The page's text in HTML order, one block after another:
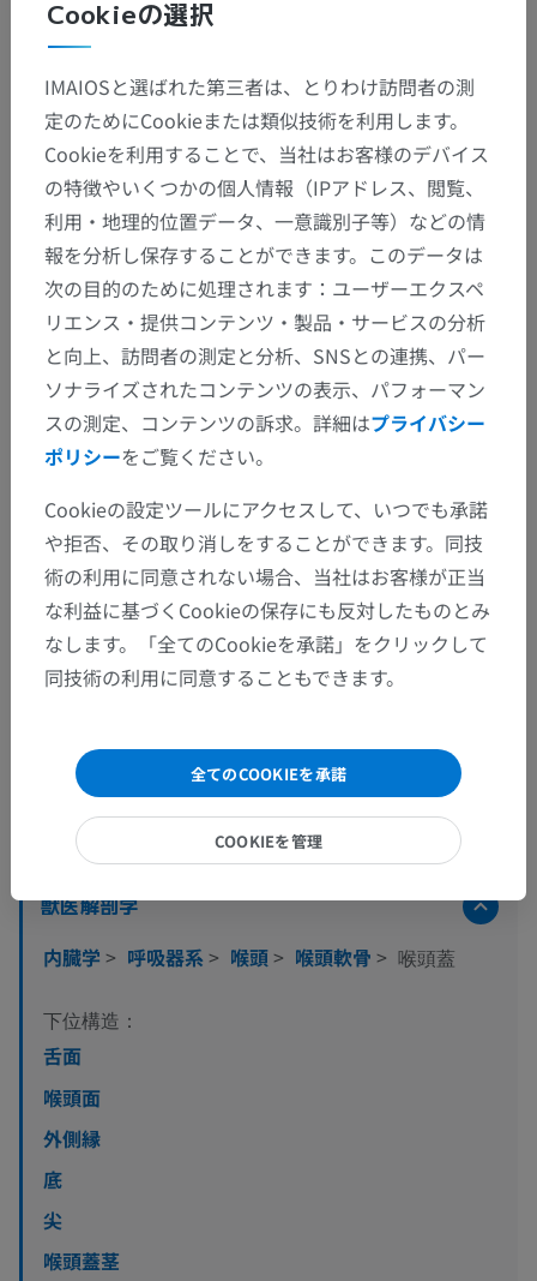
全29枚中15枚の画像
画像をもっと見る
解剖学的階層
獣医解剖学
内臓学 > 呼吸器系> 喉頭> 喉頭軟骨 > 喉頭蓋
下位構造：
舌面
喉頭面
外側縁
底
尖
喉頭蓋茎
Cookieの選択
IMAIOSと選ばれた第三者は、とりわけ訪問者の測
定のためにCookieまたは類似技術を利用します。
Cookieを利用することで、当社はお客様のデバイス
の特徴やいくつかの個人情報（IPアドレス、閲覧、
利用・地理的位置データ、一意識別子等）などの情
報を分析し保存することができます。このデータは
次の目的のために処理されます：ユーザーエクスペ
リエンス・提供コンテンツ・製品・サービスの分析
と向上、訪問者の測定と分析、SNSとの連携、パー
ソナライズされたコンテンツの表示、パフォーマン
スの測定、コンテンツの訴求。詳細はプライバシー
ポリシーをご覧ください。
Cookieの設定ツールにアクセスして、いつでも承諾
や拒否、その取り消しをすることができます。同技
術の利用に同意されない場合、当社はお客様が正当
な利益に基づくCookieの保存にも反対したものとみ
なします。「全てのCookieを承諾」をクリックして
同技術の利用に同意することもできます。
全てのCOOKIEを承諾
COOKIEを管理